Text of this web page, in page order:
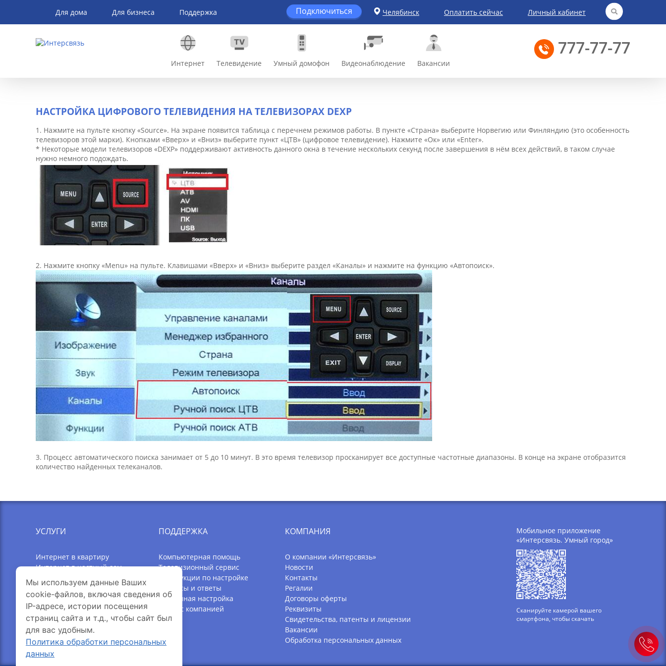
Для дома Для бизнеса Поддержка Подключиться Челябинск Оплатить сейчас Личный кабинет
Интернет Телевидение Умный домофон Видеонаблюдение Вакансии
777-77-77
НАСТРОЙКА ЦИФРОВОГО ТЕЛЕВИДЕНИЯ НА ТЕЛЕВИЗОРАХ DEXP
1. Нажмите на пульте кнопку «Source». На экране появится таблица с перечнем режимов работы. В пункте «Страна» выберите Норвегию или Финляндию (это особенность
телевизоров этой марки). Кнопками «Вверх» и «Вниз» выберите пункт «ЦТВ» (цифровое телевидение). Нажмите «Ок» или «Enter».
* Некоторые модели телевизоров «DEXP» поддерживают активность данного окна в течение нескольких секунд после завершения в нём всех действий, в таком случае
нужно немного подождать.
2. Нажмите кнопку «Menu» на пульте. Клавишами «Вверх» и «Вниз» выберите раздел «Каналы» и нажмите на функцию «Автопоиск».
3. Процесс автоматического поиска занимает от 5 до 10 минут. В это время телевизор просканирует все доступные частотные диапазоны. В конце на экране отобразится
количество найденных телеканалов.
Мы используем данные Ваших
cookie-файлов, включая сведения об
IP-адресе, истории посещения
страниц сайта и т.д., чтобы сайт был
для вас удобным.
Политика обработки персональных
данных
УСЛУГИ
Интернет в квартиру
Интернет в частный дом
Акции
Оборудование Wi-Fi
Ослик
Улицы Онлайн
Личная почта
ПОДДЕРЖКА
Компьютерная помощь
Телевизионный сервис
Инструкции по настройке
Вопросы и ответы
Удаленная настройка
Связь с компанией
КОМПАНИЯ
О компании «Интерсвязь»
Новости
Контакты
Регалии
Договоры оферты
Реквизиты
Свидетельства, патенты и лицензии
Вакансии
Обработка персональных данных
Мобильное приложение
«Интерсвязь. Умный город»
Сканируйте камерой вашего
смартфона, чтобы скачать